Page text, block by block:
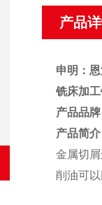
产品
申明：
铣床加
产品品
产品简
金属切
削油可